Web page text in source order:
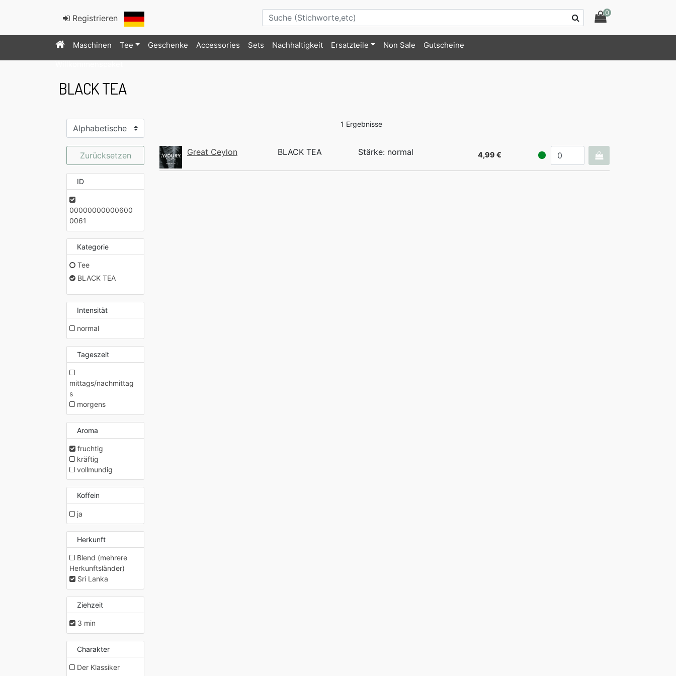
Registrieren
0
Maschinen Tee Geschenke Accessories Sets Nachhaltigkeit Ersatzteile Non Sale Gutscheine
BLACK TEA
1 Ergebnisse
Zurücksetzen
ID
00000000000600
0061
Kategorie
Tee
BLACK TEA
Intensität
normal
Tageszeit
mittags/nachmittag
s
morgens
Aroma
fruchtig
kräftig
vollmundig
Koffein
ja
Herkunft
Blend (mehrere
Herkunftsländer)
Sri Lanka
Ziehzeit
3 min
Charakter
Der Klassiker
Great Ceylon BLACK TEA Stärke: normal 4,99 €